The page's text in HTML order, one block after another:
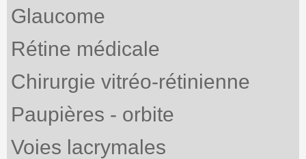
Glaucome
Rétine médicale
Chirurgie vitréo-rétinienne
Paupières - orbite
Voies lacrymales